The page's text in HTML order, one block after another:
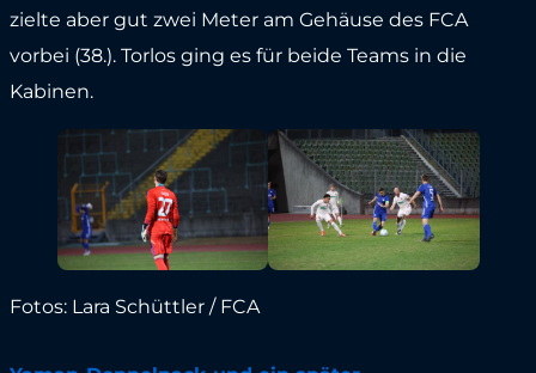
zielte aber gut zwei Meter am Gehäuse des FCA
vorbei (38.). Torlos ging es für beide Teams in die
Kabinen.
Fotos: Lara Schüttler / FCA